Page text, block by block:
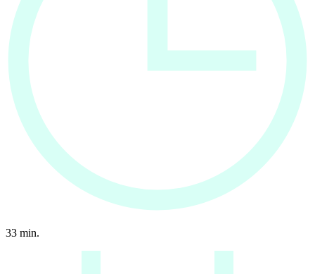
33 min.